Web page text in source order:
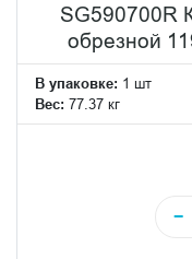
SG590700R
обрезной
В упаковке: 1 шт
Вес: 77.37 кг
−